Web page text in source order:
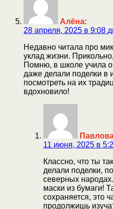
Алёна:
28 апреля, 2025 в 9:08
Недавно читала про
уклад жизни.
Помню, в школе учила
даже делали поделки в
посмотреть на их
вдохновило!
11 июня, 2025 в
Классно, что ты
делали поделки,
северных
маски из бумаги!
сохраняется, это
продолжишь